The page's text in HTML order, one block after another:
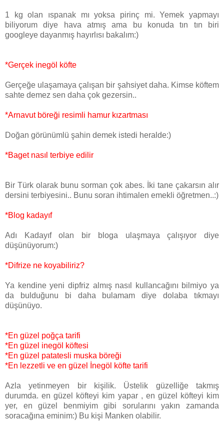
1 kg olan ıspanak mı yoksa pirinç mi. Yemek yapmayı
biliyorum diye hava atmış ama bu konuda tın tın biri
googleye dayanmış hayırlısı bakalım:)
*Gerçek inegöl köfte
Gerçeğe ulaşamaya çalışan bir şahsiyet daha. Kimse köftem
sahte demez sen daha çok gezersin..
*Arnavut böreği resimli hamur kızartması
Doğan görünümlü şahin demek istedi heralde:)
*Baget nasıl terbiye edilir
Bir Türk olarak bunu sorman çok abes. İki tane çakarsın alır
dersini terbiyesini.. Bunu soran ihtimalen emekli öğretmen..:)
*Blog kadayıf
Adı Kadayıf olan bir bloga ulaşmaya çalışıyor diye
düşünüyorum:)
*Difrize ne koyabiliriz?
Ya kendine yeni dipfriz almış nasıl kullancağını bilmiyo ya
da bulduğunu bi daha bulamam diye dolaba tıkmayı
düşünüyo.
*En güzel poğça tarifi
*En güzel inegöl köftesi
*En güzel patatesli muska böreği
*En lezzetli ve en güzel İnegöl köfte tarifi
Azla yetinmeyen bir kişilik. Üstelik güzelliğe takmış
durumda. en güzel köfteyi kim yapar , en güzel köfteyi kim
yer, en güzel benmiyim gibi sorularını yakın zamanda
soracağına eminim:) Bu kişi Manken olabilir.